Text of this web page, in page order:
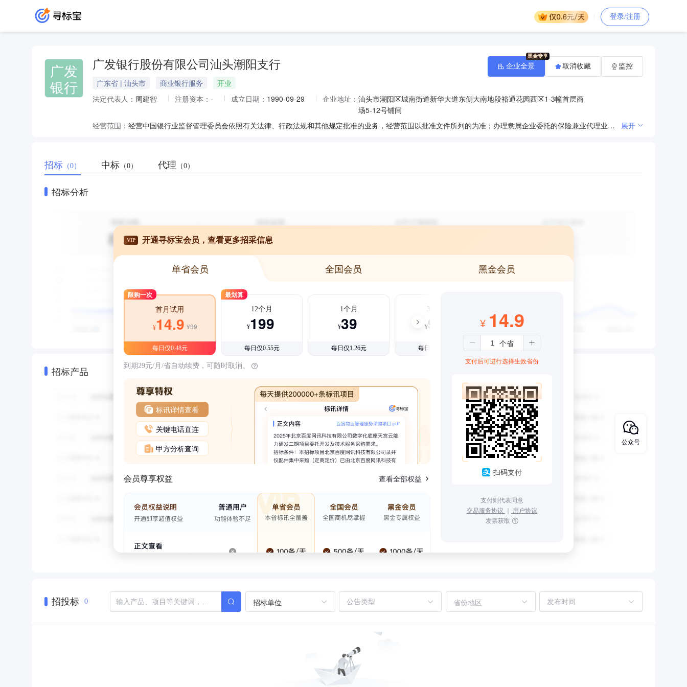
登录/注册
广发
银行
广发银行股份有限公司汕头潮阳支行
广东省 | 汕头市 商业银行服务
开业
法定代表人： 周建智 注册资本： - 成立日期： 1990-09-29 企业地址： 汕头市潮阳区城南街道新华大道东侧大南地段裕通花园西区1-3幢首层商
场5-12号铺间
经营范围：
经营中国银行业监督管理委员会依照有关法律、行政法规和其他规定批准的业务，经营范围以批准文件所列的为准；办理隶属企业委托的保险兼业代理业务。（依法须经批准的项目，经相关部门批准后方可开展经营活动）〓 展开
企业全景 取消收藏 监控
招标 （0） 中标 （0） 代理 （0）
招标分析
招标产品
VIP 开通寻标宝会员，查看更多招采信息
单省会员 全国会员 黑金会员
限购一次
首月试用
¥14.9 ¥39
每日仅0.48元
最划算
12个月
¥199
每日仅0.55元
1个月
¥39
每日仅1.26元
3个月
¥99
每日仅1.08元
到期29元/月/省自动续费，可随时取消。
标讯详情查看
关键电话直连
甲方分析查询
会员尊享权益 查看全部权益
¥ 14.9
支付后可进行选择生效省份
扫码支付
支付则代表同意
交易服务协议 ｜ 用户协议
发票获取
招投标 0 招标单位 省份地区
公众号